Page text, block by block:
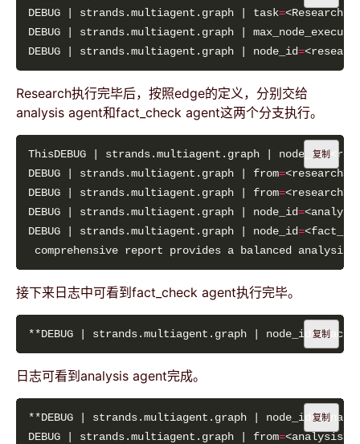
DEBUG | strands.multiagent.graph | task=
DEBUG | strands.multiagent.graph |
DEBUG | strands.multiagent.graph | node_id=
Research执行完毕后，按照edge的定义，分别交给
analysis agent和fact_check agent这两个分支执行。
ThisDEBUG | strands.multiagent.graph | node_id=
DEBUG | strands.multiagent.graph | from=
DEBUG | strands.multiagent.graph | from=
DEBUG | strands.multiagent.graph | node_id=
DEBUG | strands.multiagent.graph | node_id=
comprehensive report provides a balanced analysis
复制
接下来日志中可看到fact_check agent执行完毕。
**DEBUG | strands.multiagent.graph | node_id =
复制
日志可看到analysis agent完成。
**DEBUG | strands.multiagent.graph | node_id =
DEBUG | strands.multiagent.graph | from=
复制